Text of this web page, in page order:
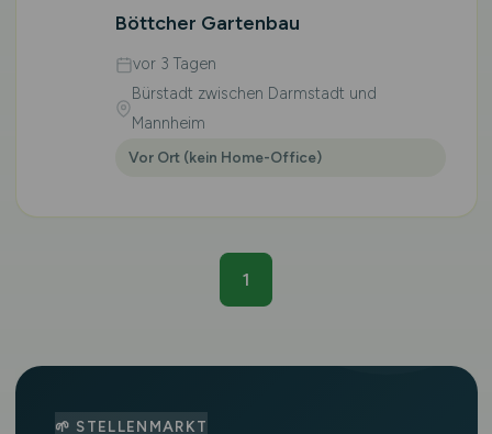
Böttcher Gartenbau
vor 3 Tagen
Bürstadt zwischen Darmstadt und
Mannheim
Vor Ort (kein Home-Office)
1
🌱 STELLENMARKT